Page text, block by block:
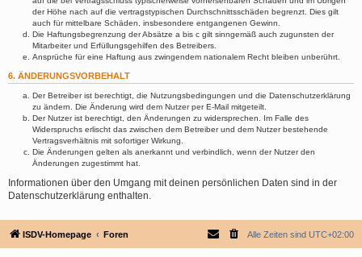
der Höhe nach auf die vertragstypischen Durchschnittsschäden begrenzt. Dies gilt
auch für mittelbare Schäden, insbesondere entgangenen Gewinn.
Die Haftungsbegrenzung der Absätze a bis c gilt sinngemäß auch zugunsten der
Mitarbeiter und Erfüllungsgehilfen des Betreibers.
Ansprüche für eine Haftung aus zwingendem nationalem Recht bleiben unberührt.
6. ÄNDERUNGSVORBEHALT
Der Betreiber ist berechtigt, die Nutzungsbedingungen und die Datenschutzerklärung
zu ändern. Die Änderung wird dem Nutzer per E-Mail mitgeteilt.
Der Nutzer ist berechtigt, den Änderungen zu widersprechen. Im Falle des
Widerspruchs erlischt das zwischen dem Betreiber und dem Nutzer bestehende
Vertragsverhältnis mit sofortiger Wirkung.
Die Änderungen gelten als anerkannt und verbindlich, wenn der Nutzer den
Änderungen zugestimmt hat.
Informationen über den Umgang mit deinen persönlichen Daten sind in der
Datenschutzerklärung enthalten.
ISDV-Homepage Foren Alle Zeiten sind UTC+02:00